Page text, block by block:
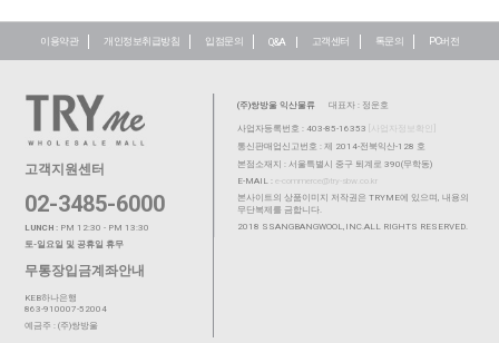
이용약관 개인정보취급방침 입점문의 Q&A 고객센터 톡문의 PC버전
고객지원센터
02-3485-6000
LUNCH : PM 12:30 - PM 13:30
토-일요일 및 공휴일 휴무
무통장입금계좌안내
KEB하나은행
863-910007-52004
예금주 : (주)쌍방울
(주)쌍방울 익산물류 대표자 : 정운호
사업자등록번호 : 403-85-16353
[사업자정보확인]
통신판매업신고번호 : 제 2014-전북익산-128 호
본점소재지 : 서울특별시 중구 퇴계로 390(무학동)
E-MAIL : e-commerce@try-sbw.co.kr
본사이트의 상품이미지 저작권은 TRYME에 있으며, 내용의
무단복제를 금합니다.
2018 SSANGBANGWOOL,INC.ALL RIGHTS RESERVED.